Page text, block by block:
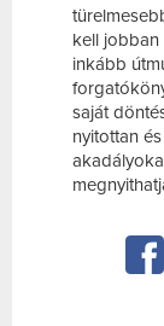
kell jobban
inkább
saját
nyitottan